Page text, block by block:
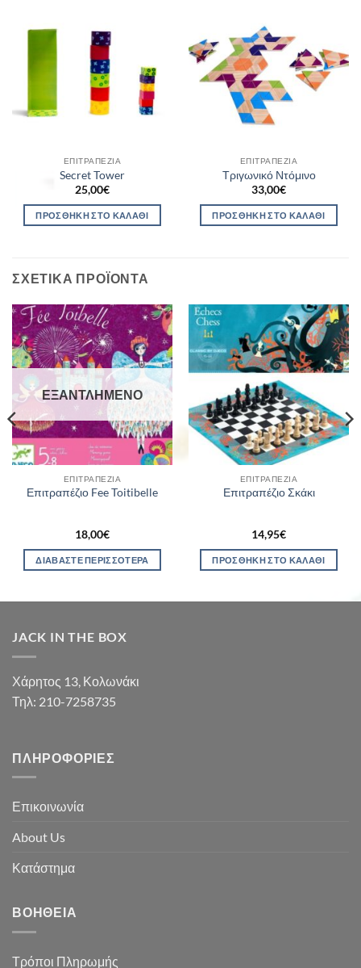
ΕΠΙΤΡΑΠΈΖΙΑ
Secret Tower
25,00€
ΠΡΟΣΘΉΚΗ ΣΤΟ ΚΑΛΆΘΙ
ΕΠΙΤΡΑΠΈΖΙΑ
Τριγωνικό Ντόμινο
33,00€
ΠΡΟΣΘΉΚΗ ΣΤΟ ΚΑΛΆΘΙ
ΣΧΕΤΙΚΆ ΠΡΟΪΌΝΤΑ
ΕΞΑΝΤΛΗΜΈΝΟ
ΕΠΙΤΡΑΠΈΖΙΑ
Επιτραπέζιο Fee Toitibelle
18,00€
ΔΙΑΒΆΣΤΕ ΠΕΡΙΣΣΌΤΕΡΑ
ΕΠΙΤΡΑΠΈΖΙΑ
Επιτραπέζιο Σκάκι
14,95€
ΠΡΟΣΘΉΚΗ ΣΤΟ ΚΑΛΆΘΙ
JACK IN THE BOX
Χάρητος 13, Κολωνάκι
Τηλ: 210-7258735
ΠΛΗΡΟΦΟΡΊΕΣ
Επικοινωνία
About Us
Κατάστημα
ΒΟΉΘΕΙΑ
Τρόποι Πληρωμής